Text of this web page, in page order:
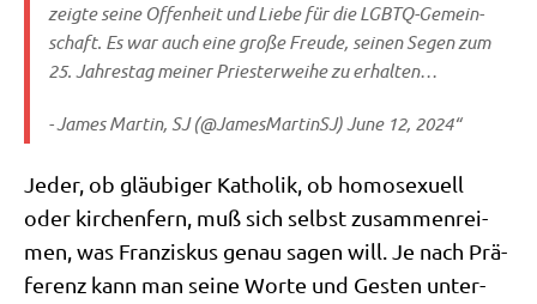
zeig­te sei­ne Offen­heit und Lie­be für die LGBTQ-Gemein­
schaft. Es war auch eine gro­ße Freu­de, sei­nen Segen zum
25. Jah­res­tag mei­ner Prie­ster­wei­he zu erhalten…
- James Mar­tin, SJ (@JamesMartinSJ) June 12, 2024“
Jeder, ob gläu­bi­ger Katho­lik, ob homo­se­xu­ell
oder kir­chen­fern, muß sich selbst zusam­men­rei­
men, was Fran­zis­kus genau sagen will. Je nach Prä­
fe­renz kann man sei­ne Wor­te und Gesten unter­